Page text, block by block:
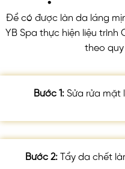
Để có được làn da láng
YB Spa thực hiện liệu trình
theo quy
Bước 1: Sửa rửa mặt
Bước 2: Tẩy da chết